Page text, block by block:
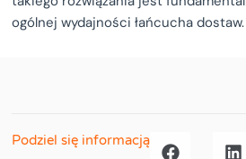
ogólnej wydajności łańcucha dostaw.
Podziel się informacją